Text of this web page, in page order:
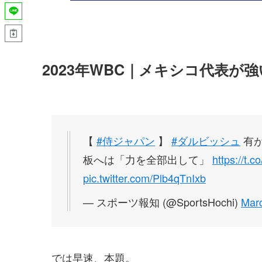
2023年WBC｜メキシコ代表が
【 #侍ジャパン 】 #ダルビッシュ 有
板へは「力を全部出して」 https://
pic.twitter.com/Plb4qTnIxb
— スポーツ報知 (@SportsHochi)
では早速、本題。